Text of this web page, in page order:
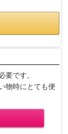
要です。
物時にとても便